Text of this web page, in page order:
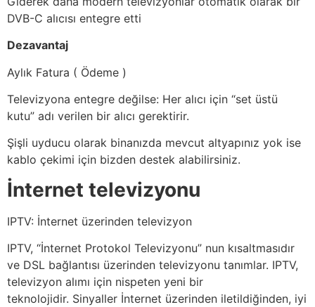
DVB-C alıcısı entegre etti
Dezavantaj
Aylık Fatura ( Ödeme )
Televizyona entegre değilse: Her alıcı için “set üstü
kutu” adı verilen bir alıcı gerektirir.
Şişli uyducu olarak binanızda mevcut altyapınız yok ise
kablo çekimi için bizden destek alabilirsiniz.
İnternet televizyonu
IPTV: İnternet üzerinden televizyon
IPTV, “İnternet Protokol Televizyonu” nun kısaltmasıdır
ve DSL bağlantısı üzerinden televizyonu tanımlar. IPTV,
televizyon alımı için nispeten yeni bir
teknolojidir. Sinyaller İnternet üzerinden iletildiğinden, iyi